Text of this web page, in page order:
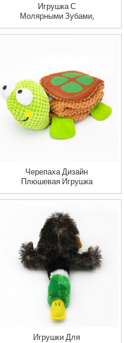
Игрушка С
Молярными Зубами,
Устойчивая К Утечке,
Резиновая Игрушка
Черепаха Дизайн
Плюшевая Игрушка
Для Домашних
Животных Умные
Игрушки-Головоломки
Для Собак
Игрушки Для